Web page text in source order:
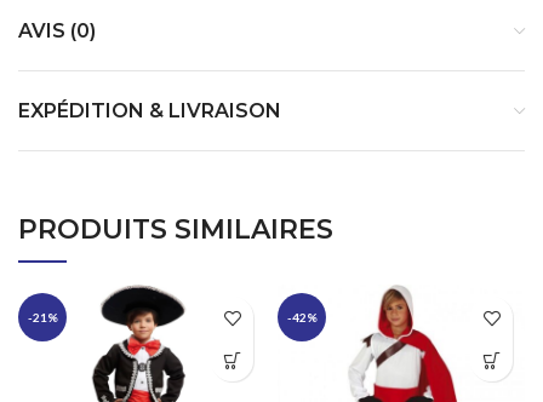
AVIS (0)
EXPÉDITION & LIVRAISON
PRODUITS SIMILAIRES
-21% -42%